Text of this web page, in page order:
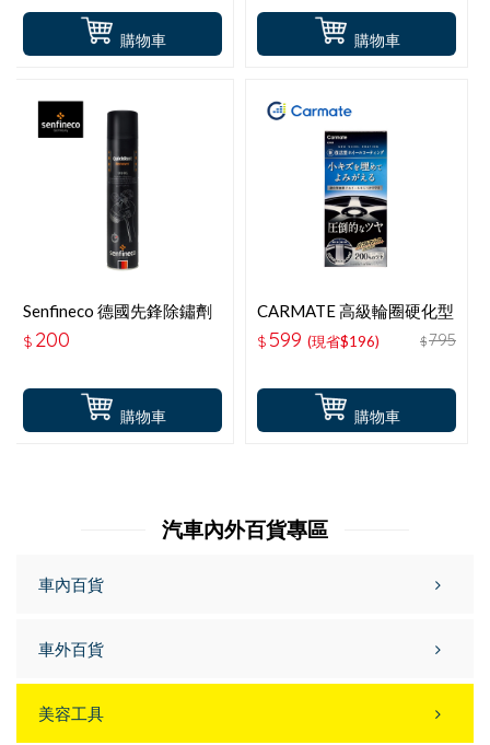
購物車 購物車
購物車
Senfineco 德國先鋒除鏽劑
450ML 9995
$ 200
購物車
CARMATE 高級輪圈硬化型
鍍膜劑-C161
$ 599 (現省$196) $795
汽車內外百貨專區
車內百貨
車外百貨
美容工具